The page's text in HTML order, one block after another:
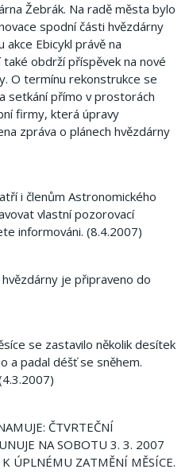
Žebrák. Na radě města bylo
spodní části hvězdárny
Ebicykl právě na
také obdrží příspěvek na nové
O termínu rekonstrukce se
setkání přímo v prostorách
firmy, která úpravy
zpráva o plánech hvězdárny
i členům Astronomického
vlastní pozorovací
informováni. (8.4.2007)
je připraveno do
se zastavilo několik desítek
a padal déšť se sněhem.
ČTVRTEČNÍ
NA SOBOTU 3. 3. 2007
ÚPLNÉMU ZATMĚNÍ MĚSÍCE.